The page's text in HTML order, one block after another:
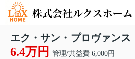
エク・サン・プロヴァンス
6.4万円 管理/共益費 6,000円